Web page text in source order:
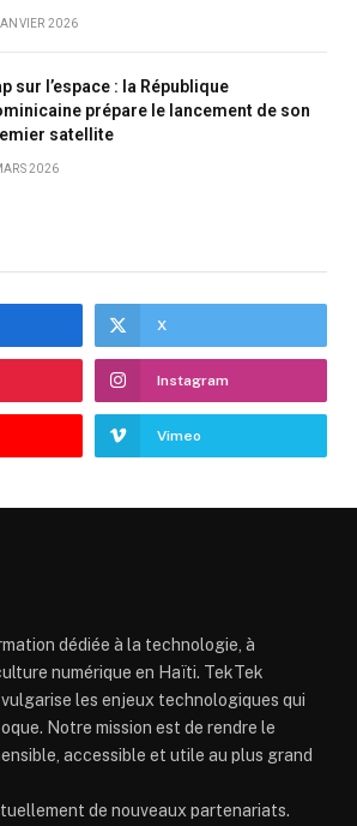
2026
sur l’espace : la République
prépare le lancement de son
satellite
2026
X
Instagram
Vimeo
dédiée à la technologie, à
numérique en Haïti. TekTek
les enjeux technologiques qui
Notre mission est de rendre le
accessible et utile au plus grand
de nouveaux partenariats.